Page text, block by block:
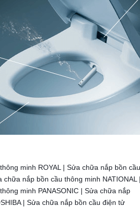
minh ROYAL | Sửa chữa nắp bồn cầu
chữa nắp bồn cầu thông minh NATIONAL
minh PANASONIC | Sửa chữa nắp
| Sửa chữa nắp bồn cầu điện tử